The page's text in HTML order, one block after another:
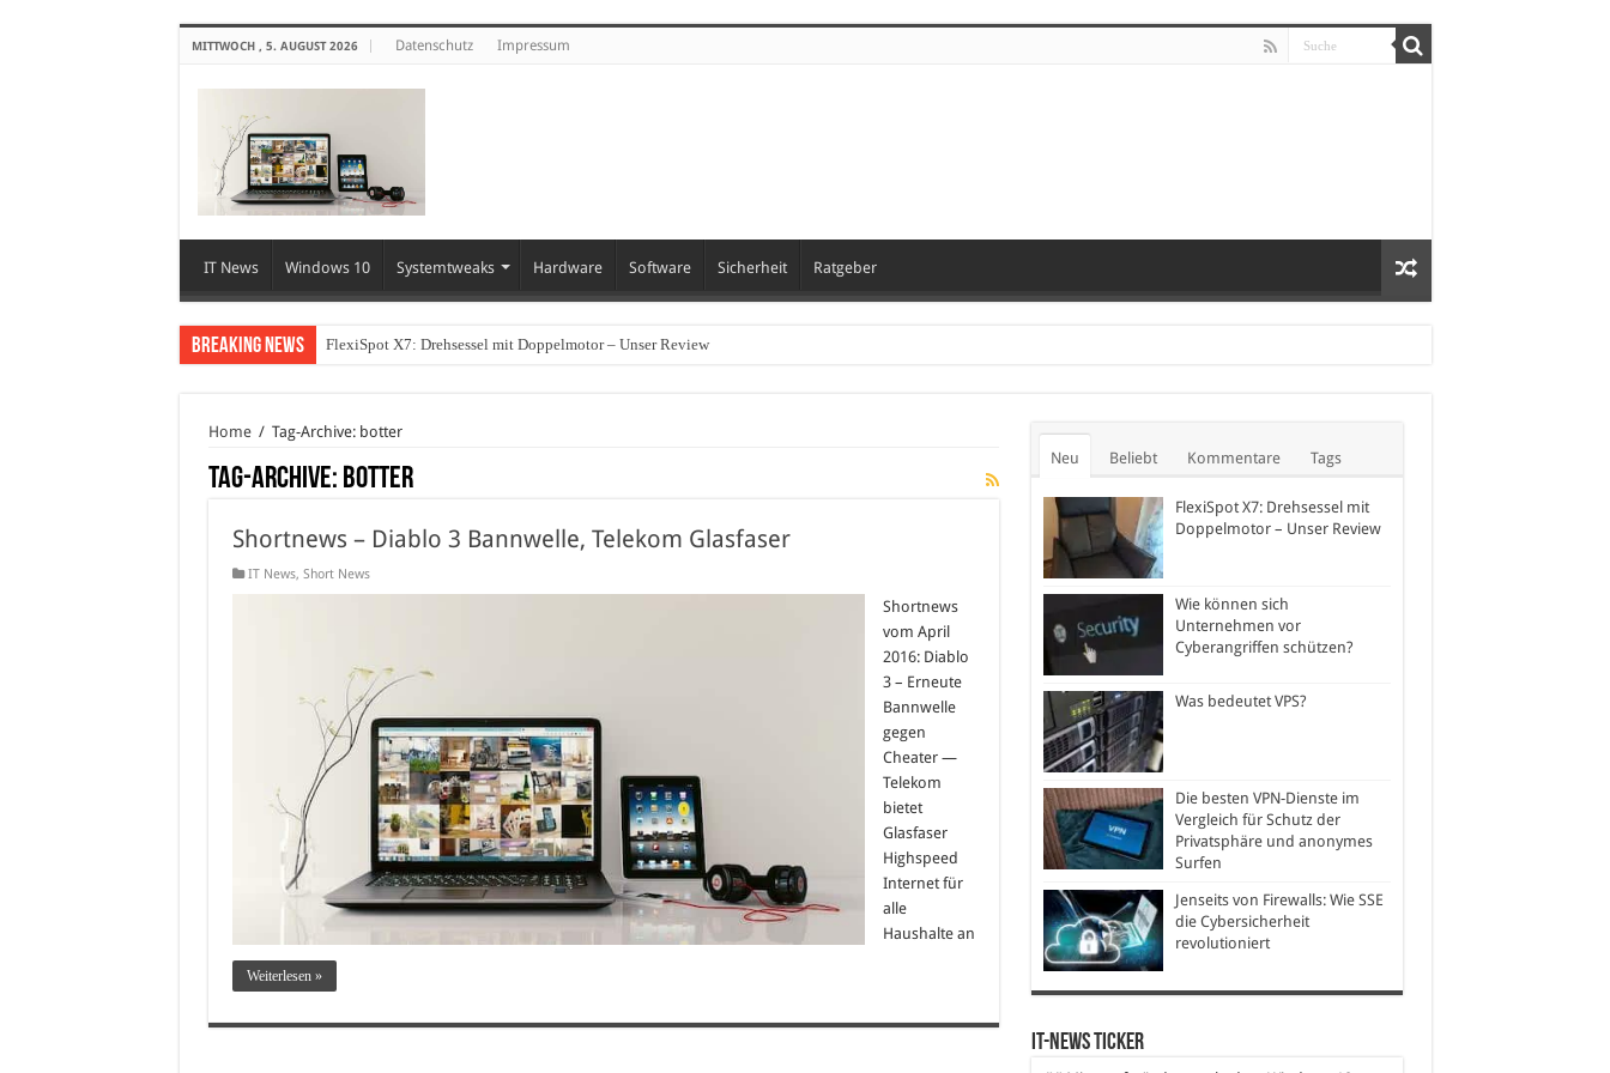
MITTWOCH , 5. AUGUST 2026 Datenschutz Impressum
IT News Windows 10 Systemtweaks Hardware Software Sicherheit Ratgeber
Breaking News FlexiSpot X7: Drehsessel mit Doppelmotor – Unser Review
Home / Tag-Archive: botter
Tag-Archive: botter
Shortnews – Diablo 3 Bannwelle, Telekom Glasfaser
IT News, Short News
Shortnews
vom April
2016: Diablo
3 – Erneute
Bannwelle
gegen
Cheater —
Telekom
bietet
Glasfaser
Highspeed
Internet für
alle
Haushalte an
Weiterlesen »
Neu Beliebt Kommentare Tags
FlexiSpot X7: Drehsessel mit
Doppelmotor – Unser Review
Wie können sich
Unternehmen vor
Cyberangriffen schützen?
Was bedeutet VPS?
Die besten VPN-Dienste im
Vergleich für Schutz der
Privatsphäre und anonymes
Surfen
Jenseits von Firewalls: Wie SSE
die Cybersicherheit
revolutioniert
IT-News Ticker